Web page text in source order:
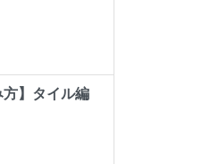
方】タイル編